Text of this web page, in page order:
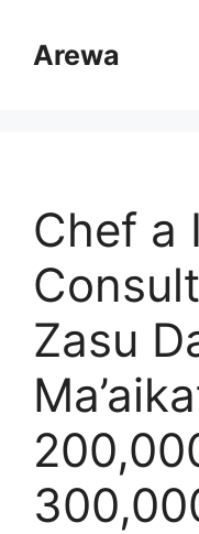
contentArewa
Chef a
Zasu